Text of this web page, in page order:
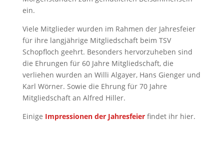
ein.
Viele Mitglieder wurden im Rahmen der Jahresfeier
für ihre langjährige Mitgliedschaft beim TSV
Schopfloch geehrt. Besonders hervorzuheben sind
die Ehrungen für 60 Jahre Mitgliedschaft, die
verliehen wurden an Willi Algayer, Hans Gienger und
Karl Wörner. Sowie die Ehrung für 70 Jahre
Mitgliedschaft an Alfred Hiller.
Einige Impressionen der Jahresfeierfindet ihr hier.